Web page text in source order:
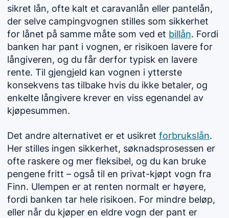
sikret lån, ofte kalt et caravanlån eller pantelån,
der selve campingvognen stilles som sikkerhet
for lånet på samme måte som ved et billån. Fordi
banken har pant i vognen, er risikoen lavere for
långiveren, og du får derfor typisk en lavere
rente. Til gjengjeld kan vognen i ytterste
konsekvens tas tilbake hvis du ikke betaler, og
enkelte långivere krever en viss egenandel av
kjøpesummen.
Det andre alternativet er et usikret forbrukslån.
Her stilles ingen sikkerhet, søknadsprosessen er
ofte raskere og mer fleksibel, og du kan bruke
pengene fritt – også til en privat-kjøpt vogn fra
Finn. Ulempen er at renten normalt er høyere,
fordi banken tar hele risikoen. For mindre beløp,
eller når du kjøper en eldre vogn der pant er